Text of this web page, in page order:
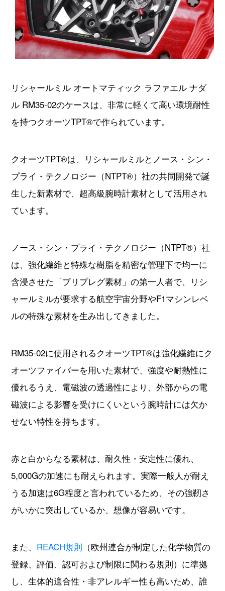
リシャールミル オートマティック ラファエル ナダ
ル RM35-02のケースは、非常に軽くて高い環境耐性
を持つクオーツTPT®で作られています。
クオーツTPT®は、リシャールミルとノース・シン・
プライ・テクノロジー（NTPT®）社の共同開発で誕
生した新素材で、超高級腕時計素材として活用され
ノース・シン・プライ・テクノロジー（NTPT®）社
は、強化繊維と特殊な樹脂を精密な管理下で均一に
含浸させた「プリプレグ素材」の第一人者で、リシ
ルの特殊な素材を生み出してきました。
RM35-02に使用されるクオーツTPT®は強化繊維にク
オーツファイバーを用いた素材で、強度や耐熱性に
優れるうえ、電磁波の透過性により、外部からの電
せない特性を持ちます。
赤と白からなる素材は、耐久性・安定性に優れ、
5,000Gの加速にも耐えられます。実際一般人が耐え
うる加速は6G程度と言われているため、その強靭さ
また、REACH規則（欧州連合が制定した化学物質の
登録、評価、認可および制限に関わる規則）に準拠
し、生体的適合性・非アレルギー性も高いため、誰
時計のケースに最適な素材といえます。
リシャールミルはクオーツTPT®などの複合素材を超